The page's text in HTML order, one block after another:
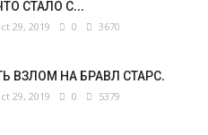
СТАЛО С...
29, 2019 0 3670
ВЗЛОМ НА БРАВЛ СТАРС.
29, 2019 0 5379